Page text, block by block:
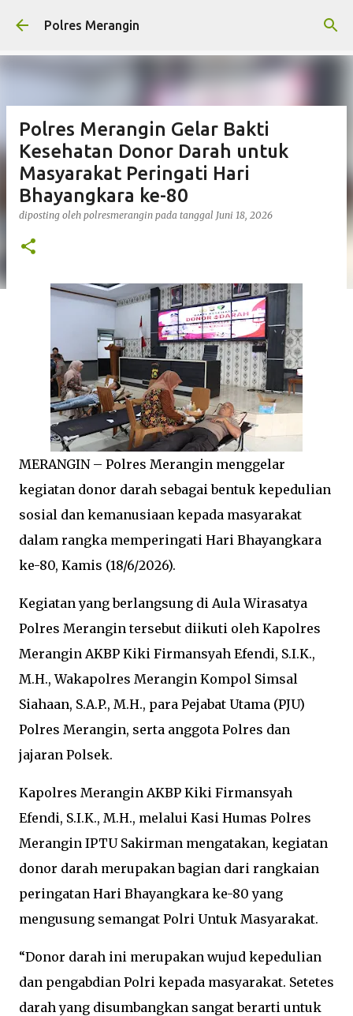
Langsung ke konten utama
Polres Merangin
Polres Merangin Gelar Bakti
Kesehatan Donor Darah untuk
Masyarakat Peringati Hari
Bhayangkara ke-80
diposting oleh polresmerangin pada tanggal Juni 18, 2026
MERANGIN – Polres Merangin menggelar
kegiatan donor darah sebagai bentuk kepedulian
sosial dan kemanusiaan kepada masyarakat
dalam rangka memperingati Hari Bhayangkara
ke-80, Kamis (18/6/2026).
Kegiatan yang berlangsung di Aula Wirasatya
Polres Merangin tersebut diikuti oleh Kapolres
Merangin AKBP Kiki Firmansyah Efendi, S.I.K.,
M.H., Wakapolres Merangin Kompol Simsal
Siahaan, S.A.P., M.H., para Pejabat Utama (PJU)
Polres Merangin, serta anggota Polres dan
jajaran Polsek.
Kapolres Merangin AKBP Kiki Firmansyah
Efendi, S.I.K., M.H., melalui Kasi Humas Polres
Merangin IPTU Sakirman mengatakan, kegiatan
donor darah merupakan bagian dari rangkaian
peringatan Hari Bhayangkara ke-80 yang
mengusung semangat Polri Untuk Masyarakat.
“Donor darah ini merupakan wujud kepedulian
dan pengabdian Polri kepada masyarakat. Setetes
darah yang disumbangkan sangat berarti untuk